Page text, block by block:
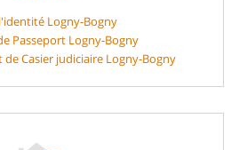
Logny-Bogny
Passeport Logny-Bogny
de Casier judiciaire Logny-Bogny